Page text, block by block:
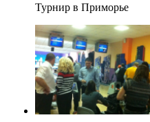
Турнир в Приморье